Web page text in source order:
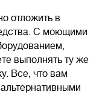
отложить в
С моющими
выполнять ту же
Все, что вам